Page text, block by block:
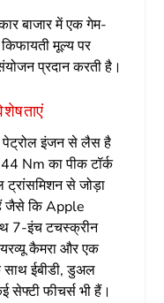
बाजार में एक गेम-
मूल्य पर
प्रदान करती है।
इंजन से लैस है
Nm का पीक टॉर्क
से जोड़ा
जैसे कि Apple
7-इंच टचस्क्रीन
कैमरा और एक
साथ ईबीडी, डुअल
सेफ्टी फीचर्स भी हैं।